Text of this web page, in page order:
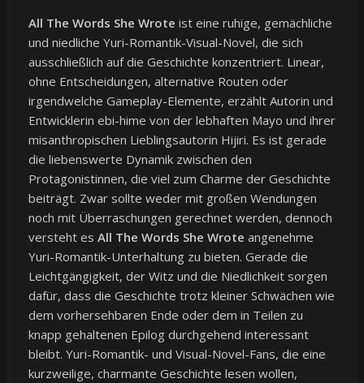
All The Words She Wrote ist eine ruhige, gemächliche
und niedliche Yuri-Romantik-Visual-Novel, die sich
ausschließlich auf die Geschichte konzentriert. Linear,
ohne Entscheidungen, alternative Routen oder
irgendwelche Gameplay-Elemente, erzählt Autorin und
Entwicklerin ebi-hime von der lebhaften Mayo und ihrer
misanthropischen Lieblingsautorin Hijiri. Es ist gerade
die liebenswerte Dynamik zwischen den
Protagonistinnen, die viel zum Charme der Geschichte
beiträgt. Zwar sollte weder mit großen Wendungen
noch mit Überraschungen gerechnet werden, dennoch
versteht es All The Words She Wrote angenehme
Yuri-Romantik-Unterhaltung zu bieten. Gerade die
Leichtgängigkeit, der Witz und die Niedlichkeit sorgen
dafür, dass die Geschichte trotz kleiner Schwächen wie
dem vorhersehbaren Ende oder dem in Teilen zu
knapp gehaltenen Epilog durchgehend interessant
bleibt. Yuri-Romantik- und Visual-Novel-Fans, die eine
kurzweilige, charmante Geschichte lesen wollen,